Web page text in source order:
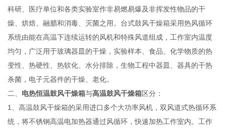
科研、医疗单位和各类实验室作非易燃易爆及非挥发性物品的干
燥、烘焙、融腊和消毒、灭菌之用。台式鼓风干燥箱采用热风循环
系统由能在高温下连续运转的风机和特殊风道组成，工作室内温度
均匀，广泛用于玻璃器皿的干燥，实验样本、食品、化学物质的热
变性、热硬性、热软化、水分排除，生物工程中器皿、器具的干热
杀菌，电子元器件的干燥、老化。
二、 电热恒温鼓风干燥箱与高温鼓风干燥箱区分：
1、高温鼓风干燥箱的采用进口多个大功率风机，双风道式热循环系
统，将不锈钢高温电加热器通过风循环，快速加热工作室内。工作